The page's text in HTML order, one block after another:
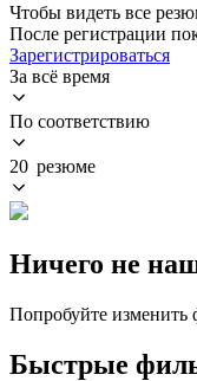
Чтобы видеть все
После регистрации
Зарегистрироваться
За всё время
По соответствию
20 резюме
Ничего не
Попробуйте
Быстрые